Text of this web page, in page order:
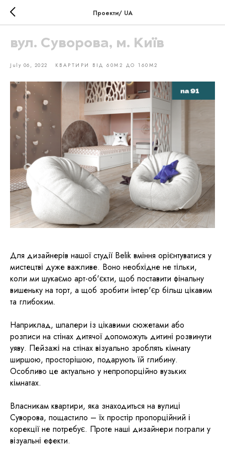
Проекти/ UA
вул. Суворова, м. Київ
July 06, 2022 КВАРТИРИ ВІД 60М2 ДО 160М2
Для дизайнерів нашої студії Belik вміння орієнтуватися у
мистецтві дуже важливе. Воно необхідне не тільки,
коли ми шукаємо арт-об'єкти, щоб поставити фінальну
вишеньку на торт, а щоб зробити інтер'єр більш цікавим
та глибоким.
Наприклад, шпалери із цікавими сюжетами або
розписи на стінах дитячої допоможуть дитині розвинути
уяву. Пейзажі на стінах візуально зроблять кімнату
ширшою, просторішою, подарують їй глибину.
Особливо це актуально у непропорційно вузьких
кімнатах.
Власникам квартири, яка знаходиться на вулиці
Суворова, пощастило – їх простір пропорційний і
корекції не потребує. Проте наші дизайнери пограли у
візуальні ефекти.